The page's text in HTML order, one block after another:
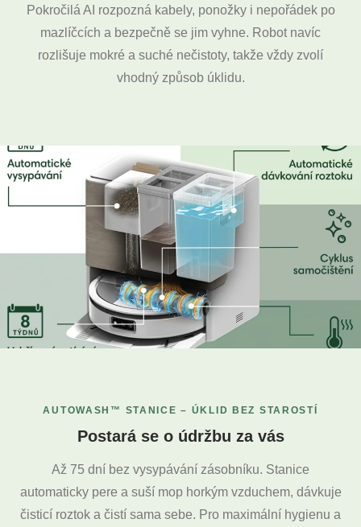
Pokročilá AI rozpozná kabely, ponožky i nepořádek po
mazlíčcích a bezpečně se jim vyhne. Robot navíc
rozlišuje mokré a suché nečistoty, takže vždy zvolí
vhodný způsob úklidu.
AUTOWASH™ STANICE – ÚKLID BEZ STAROSTÍ
Postará se o údržbu za vás
Až 75 dní bez vysypávání zásobníku. Stanice
automaticky pere a suší mop horkým vzduchem, dávkuje
čisticí roztok a čistí sama sebe. Pro maximální hygienu a